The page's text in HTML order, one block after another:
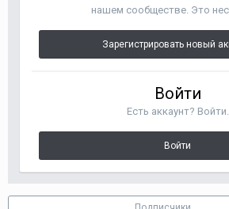
нашем сообществе. Это
Зарегистрировать новый
Войти
Есть аккаунт? Войти.
Войти